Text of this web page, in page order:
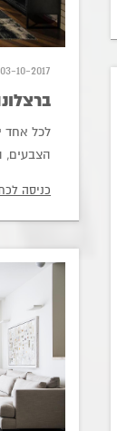
03-10-2017
לכל אחד
הצבעים,
כניסה